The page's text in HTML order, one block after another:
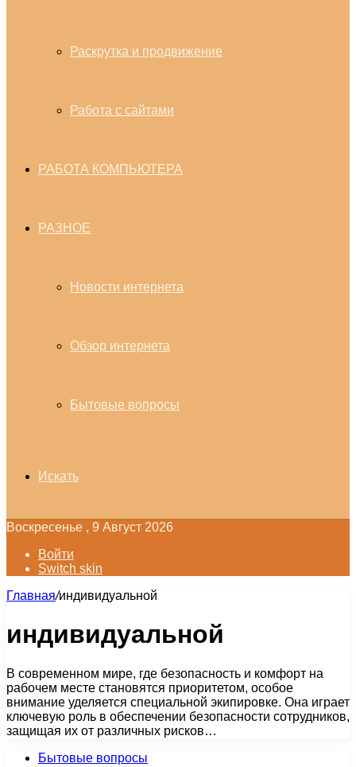
Раскрутка и продвижение
Работа с сайтами
РАБОТА КОМПЬЮТЕРА
РАЗНОЕ
Новости интернета
Обзор интернета
Бытовые вопросы
Искать
Воскресенье , 9 Август 2026
Войти
Switch skin
Главная/индивидуальной
индивидуальной
В современном мире, где безопасность и комфорт на
рабочем месте становятся приоритетом, особое
внимание уделяется специальной экипировке. Она играет
ключевую роль в обеспечении безопасности сотрудников,
защищая их от различных рисков…
Бытовые вопросы